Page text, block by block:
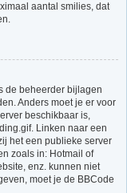
aantal smilies, dat
de beheerder bijlagen
Anders moet je er voor
beschikbaar is,
Linken naar een
het een publieke server
zoals in: Hotmail of
enz. kunnen niet
moet je de BBCode